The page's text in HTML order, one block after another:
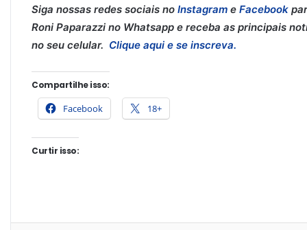
Siga nossas redes sociais no Instagram e Facebook
Roni Paparazzi no Whatsapp e receba as principais
no seu celular. Clique aqui e se inscreva.
Compartilhe isso:
Facebook 18+
Curtir isso: